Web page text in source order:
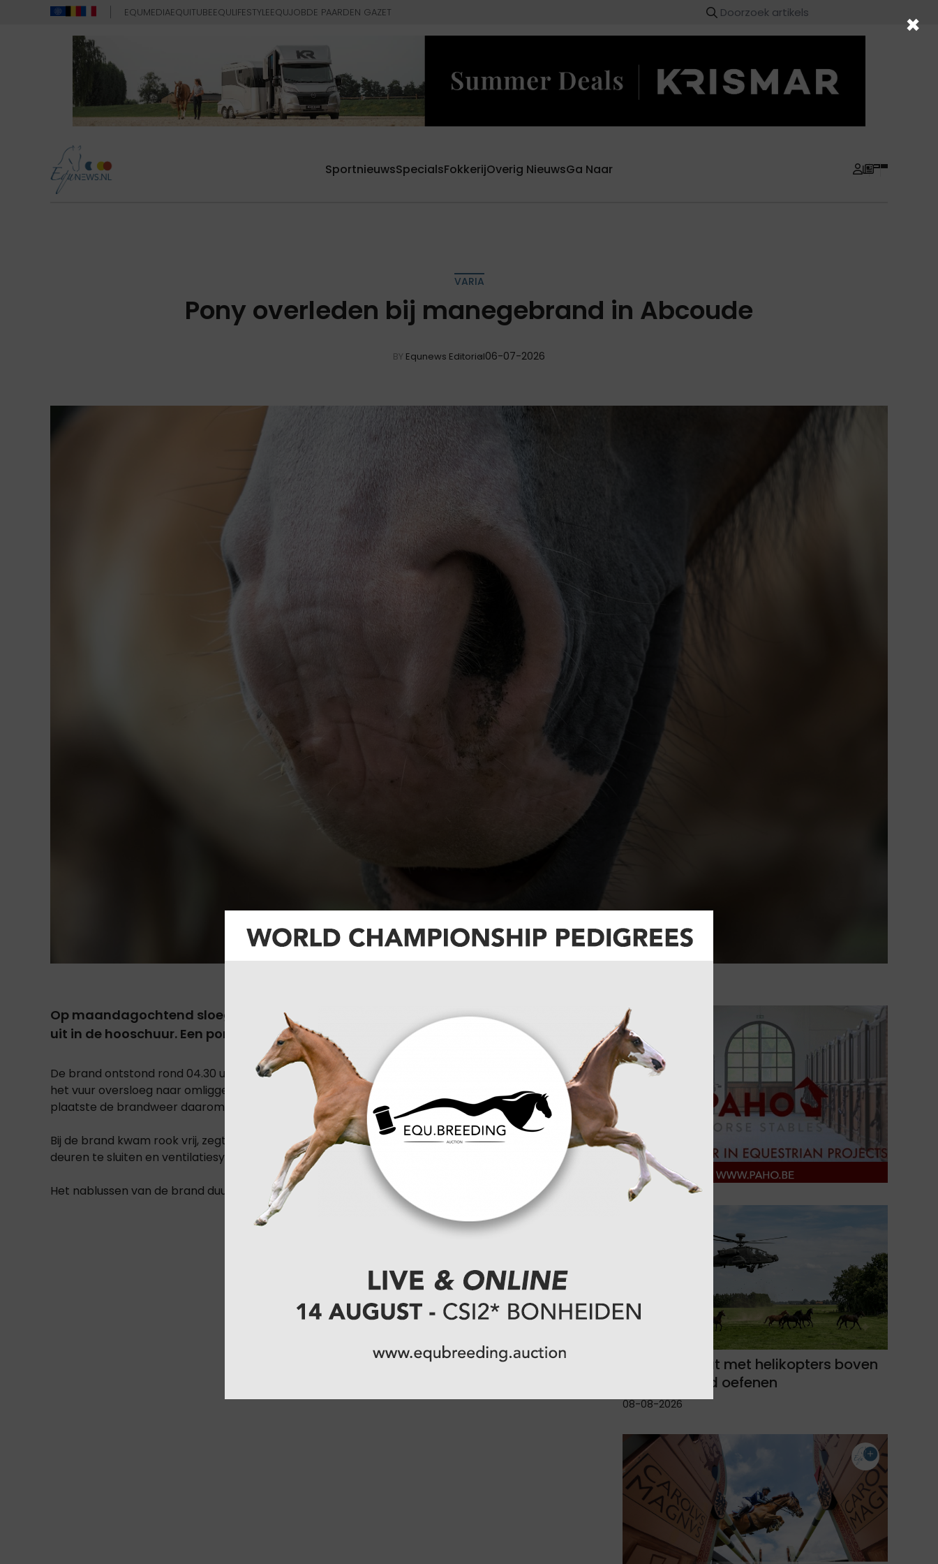
EQUMEDIAEQUITUBEEQULIFESTYLEEQUJOBDE PAARDEN GAZET
SportnieuwsSpecialsFokkerijOverig NieuwsGa Naar
VARIA
Pony overleden bij manegebrand in Abcoude
BY Equnews Editorial06-07-2026
Op maandagochtend sloeg er op een manege aan de Oude Dijk in Abcoude, brand
uit in de hooschuur. Een pony heeft de brand niet overleefd.
De brand ontstond rond 04.30 uur. Brandweerlieden zetten alles op alles om te voorkomen dat
het vuur oversloeg naar omliggende gebouwen. Tussen de schuur en de andere gebouwen
plaatste de brandweer daarom een waterkanon.
Bij de brand kwam rook vrij, zegt de Veiligheidsregio Utrecht. Mensen kregen het advies ramen en
deuren te sluiten en ventilatiesystemen uit te schakelen.
Het nablussen van de brand duurde uren.
Defensie gaat met helikopters boven
Het Hogeland oefenen
08-08-2026
×